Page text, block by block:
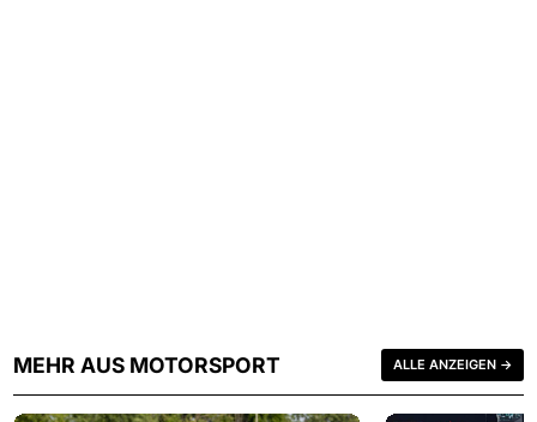
MEHR AUS MOTORSPORT ALLE ANZEIGEN →